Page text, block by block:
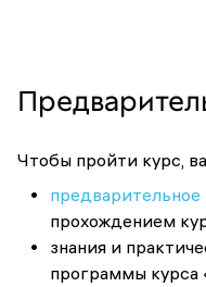
Чтобы пройти курс,
предварительное
прохождением
знания и
программы